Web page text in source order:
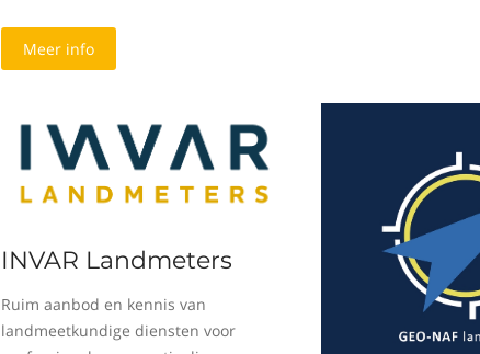
Meer info
INVAR Landmeters
Ruim aanbod en kennis van
landmeetkundige diensten voor